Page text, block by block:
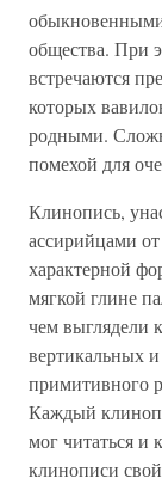
общества. При
встречаются
которых
родными.
помехой для
Клинопись,
ассирийцами
характерной
мягкой глине
чем выглядели
вертикальных
примитивного
Каждый
мог читаться и
клинописи